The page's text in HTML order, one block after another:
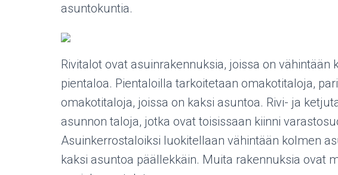
asuntokuntia.
Rivitalot ovat asuinrakennuksia, joissa on vähintään
pientaloa. Pientaloilla tarkoitetaan omakotitaloja,
omakotitaloja, joissa on kaksi asuntoa. Rivi- ja
asunnon taloja, jotka ovat toisissaan kiinni
Asuinkerrostaloiksi luokitellaan vähintään kolmen
kaksi asuntoa päällekkäin. Muita rakennuksia ovat